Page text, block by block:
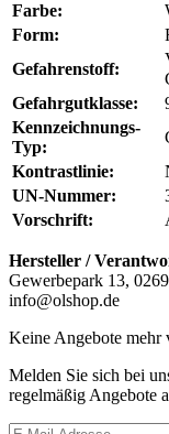
Farbe:
Form:
Gefahrenstoff:
Gefahrgutklasse:
Kennzeichnungs-
Typ:
Kontrastlinie:
UN-Nummer:
Vorschrift:
Hersteller /
Gewerbepark 13,
info@olshop.de
Keine Angebote mehr
Melden Sie sich bei
regelmäßig Angebote